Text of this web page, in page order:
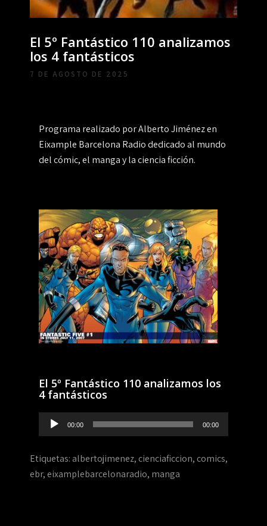
El 5º Fantástico 110 analizamos
los 4 fantásticos
7 DE AGOSTO DE 2025
Programa realizado por Alberto Jiménez en
Eixample Barcelona Radio dedicado al mundo
del cómic, el manga y la ciencia ficción.
El 5º Fantástico 110 analizamos los
4 fantásticos
Reproductor
de
00:00 00:00
Etiquetas: albertojimenez, cienciaficcion, comics,
ebr, eixamplebarcelonaradio, manga